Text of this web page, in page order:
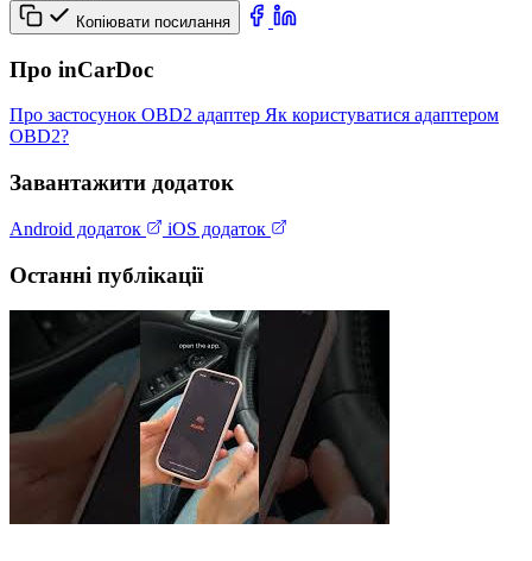
Копіювати посилання
Про inCarDoc
Про застосунок OBD2 адаптер Як користуватися адаптером
OBD2?
Завантажити додаток
Android додаток iOS додаток
Останні публікації